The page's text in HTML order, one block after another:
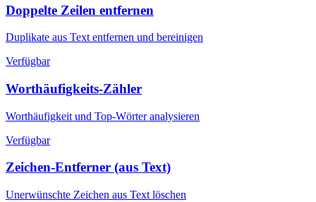
Doppelte Zeilen entfernen
Duplikate aus Text entfernen und bereinigen
Verfügbar
Worthäufigkeits-Zähler
Worthäufigkeit und Top-Wörter analysieren
Verfügbar
Zeichen-Entferner (aus Text)
Unerwünschte Zeichen aus Text löschen